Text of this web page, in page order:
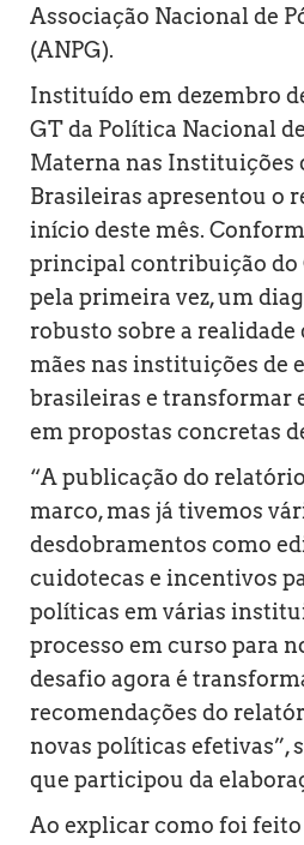
Associação Nacional de
(ANPG).
Instituído em dezembro
GT da Política Nacional
Materna nas Instituições
Brasileiras apresentou o
início deste mês.
principal contribuição do
pela primeira vez, um
robusto sobre a realidade
mães nas instituições de
brasileiras e transformar
em propostas concretas
“A publicação do
marco, mas já tivemos
desdobramentos como
cuidotecas e incentivos
políticas em várias
processo em curso para
desafio agora é
recomendações do
novas políticas efetivas”,
que participou da
Ao explicar como foi feito